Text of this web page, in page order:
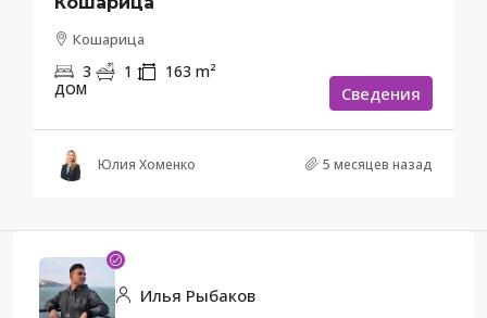
Кошарица
3 1 163 m²
ДОМ Cведения
Юлия Хоменко 5 месяцев назад
Илья Рыбаков